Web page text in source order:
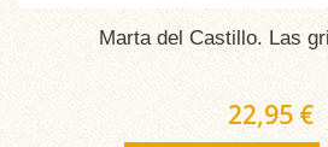
Marta del Castillo. Las
22,95 €